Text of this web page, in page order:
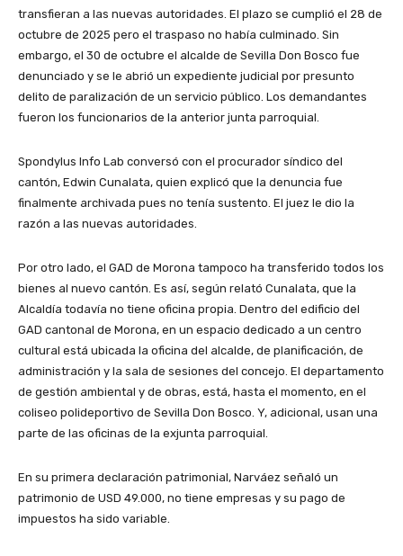
transfieran a las nuevas autoridades. El plazo se cumplió el 28 de
octubre de 2025 pero el traspaso no había culminado. Sin
embargo, el 30 de octubre el alcalde de Sevilla Don Bosco fue
denunciado y se le abrió un expediente judicial por presunto
delito de paralización de un servicio público. Los demandantes
fueron los funcionarios de la anterior junta parroquial.
Spondylus Info Lab conversó con el procurador síndico del
cantón, Edwin Cunalata, quien explicó que la denuncia fue
finalmente archivada pues no tenía sustento. El juez le dio la
razón a las nuevas autoridades.
Por otro lado, el GAD de Morona tampoco ha transferido todos los
bienes al nuevo cantón. Es así, según relató Cunalata, que la
Alcaldía todavía no tiene oficina propia. Dentro del edificio del
GAD cantonal de Morona, en un espacio dedicado a un centro
cultural está ubicada la oficina del alcalde, de planificación, de
administración y la sala de sesiones del concejo. El departamento
de gestión ambiental y de obras, está, hasta el momento, en el
coliseo polideportivo de Sevilla Don Bosco. Y, adicional, usan una
parte de las oficinas de la exjunta parroquial.
En su primera declaración patrimonial, Narváez señaló un
patrimonio de USD 49.000, no tiene empresas y su pago de
impuestos ha sido variable.